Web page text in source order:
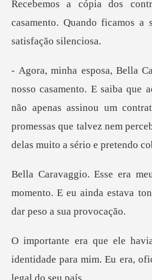
casamento. Quando ficamos a
não apenas assinou um
promessas que ta
momento. E eu ainda estava
identidade para mim. Eu era,